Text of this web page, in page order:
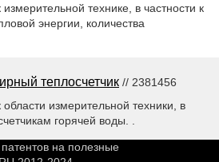
технике, в частности к
энергии, количества
теплосчетчик // 2381456
измерительной техники, в
горячей воды. .
на полезные